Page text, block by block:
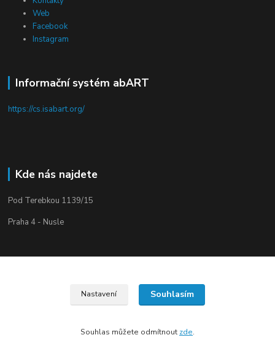
Web
Facebook
Instagram
Informační systém abART
https://cs.isabart.org/
Kde nás najdete
Pod Terebkou 1139/15
Praha 4 - Nusle
Upravit sběr cookies.
Nastavení Souhlasím
Souhlas můžete odmítnout zde.